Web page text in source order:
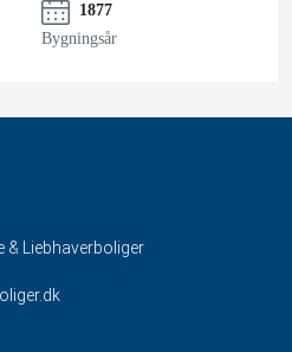
1877
Bygningsår
Liebhaverboliger